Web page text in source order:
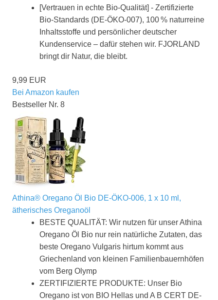
[Vertrauen in echte Bio-Qualität] - Zertifizierte
Bio-Standards (DE-ÖKO-007), 100 % naturreine
Inhaltsstoffe und persönlicher deutscher
Kundenservice – dafür stehen wir. FJORLAND
bringt dir Natur, die bleibt.
9,99 EUR
Bei Amazon kaufen
Bestseller Nr. 8
Athina® Oregano Öl Bio DE-ÖKO-006, 1 x 10 ml,
ätherisches Oreganoöl
BESTE QUALITÄT: Wir nutzen für unser Athina
Oregano Öl Bio nur rein natürliche Zutaten, das
beste Oregano Vulgaris hirtum kommt aus
Griechenland von kleinen Familienbauernhöfen
vom Berg Olymp
ZERTIFIZIERTE PRODUKTE: Unser Bio
Oregano ist von BIO Hellas und A B CERT DE-